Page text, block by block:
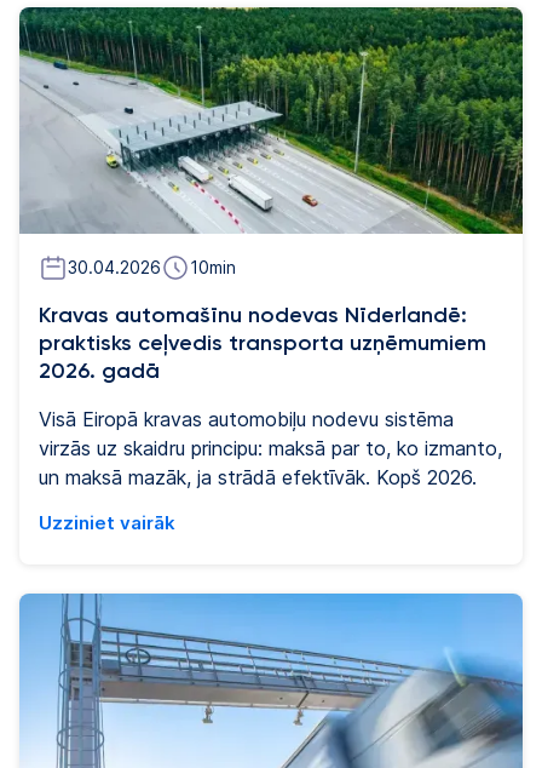
noteikumus un juridiskās prasības, kas jums jāizpilda,
lai droši brauktu Vācijā.
30.04.2026 10min
Kravas automašīnu nodevas Nīderlandē:
praktisks ceļvedis transporta uzņēmumiem
2026. gadā
Visā Eiropā kravas automobiļu nodevu sistēma
virzās uz skaidru principu: maksā par to, ko izmanto,
un maksā mazāk, ja strādā efektīvāk. Kopš 2026.
kilometriem balstītu kravas automobiļu nodevu,
Austrijā un Beļģijā. Pirms jūlija tā bija viens no
nedaudzajiem Eiropas tirgiem, kurā lielākajā daļā
automaģistrāļu netika piemērota nodeva par
nobraukto attālumu. Transporta uzņēmumiem tas
nozīmē būtisku pavērsienu. Kravas automobiļu
nodevu izmaksas vairs nav fiksēti administratīvie
Uzziniet vairāk